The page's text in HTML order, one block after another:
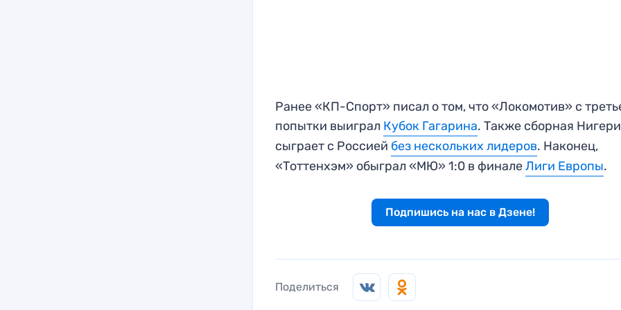
Ранее «КП-Спорт» писал о том, что «Локомотив» с
попытки выиграл Кубок Гагарина. Также сборная
сыграет с Россией без нескольких лидеров. Наконец,
«Тоттенхэм» обыграл «МЮ» 1:0 в финалеЛиги Европы.
Подпишись на нас в Дзене!
Поделиться